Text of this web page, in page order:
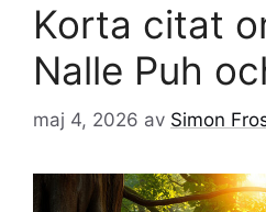
Korta citat
Nalle Puh
maj 4, 2026 av Simon